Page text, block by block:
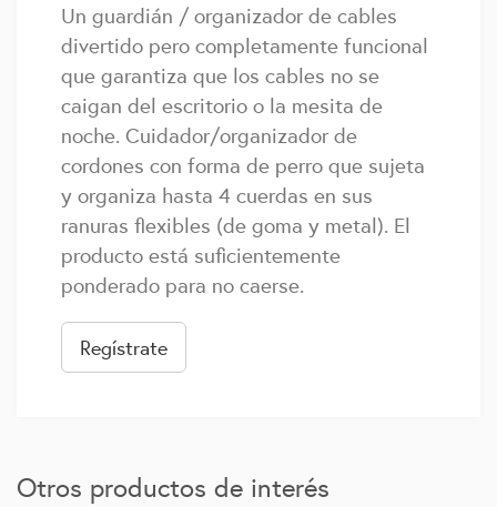
Un guardián / organizador de cables
divertido pero completamente funcional
que garantiza que los cables no se
caigan del escritorio o la mesita de
noche. Cuidador/organizador de
cordones con forma de perro que sujeta
y organiza hasta 4 cuerdas en sus
ranuras flexibles (de goma y metal). El
producto está suficientemente
ponderado para no caerse.
Regístrate
Otros productos de interés